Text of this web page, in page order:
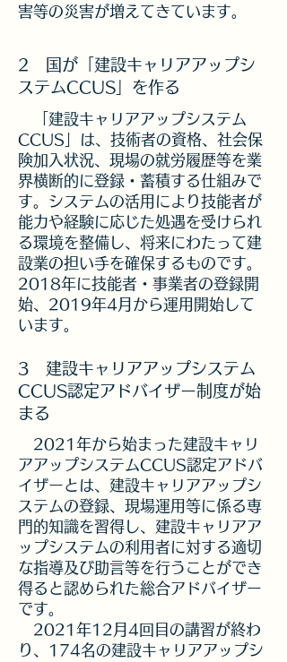
害等の災害が増えてきています。
​2 国が「建設キャリアアップシ
ステムCCUS」を作る
​ 「建設キャリアアップシステム
CCUS」は、技術者の資格、社会保
険加入状況、現場の就労履歴等を業
界横断的に登録・蓄積する仕組みで
す。システムの活用により技能者が
能力や経験に応じた処遇を受けられ
る環境を整備し、将来にわたって建
設業の担い手を確保するものです。
2018年に技能者・事業者の登録開
始、2019年4月から運用開始して
います。
3 建設キャリアアップシステム
CCUS認定アドバイザー制度が始
まる
2021年から始まった建設キャリ
アアップシステムCCUS認定アドバ
イザーとは、建設キャリアアップシ
ステムの登録、現場運用等に係る専
門的知識を習得し、建設キャリアア
ップシステムの利用者に対する適切
な指導及び助言等を行うことができ
得ると認められた総合アドバイザー
です。
2021年12月4回目の講習が終わ
り、174名の建設キャリアアップシ